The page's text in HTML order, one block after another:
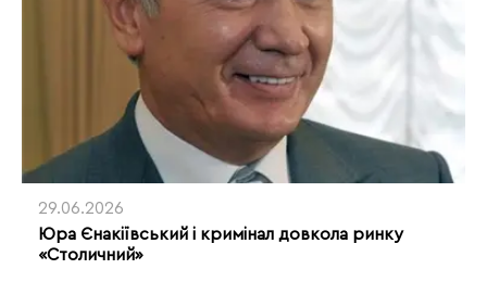
29.06.2026
Юра Єнакіївський і кримінал довкола ринку
«Столичний»